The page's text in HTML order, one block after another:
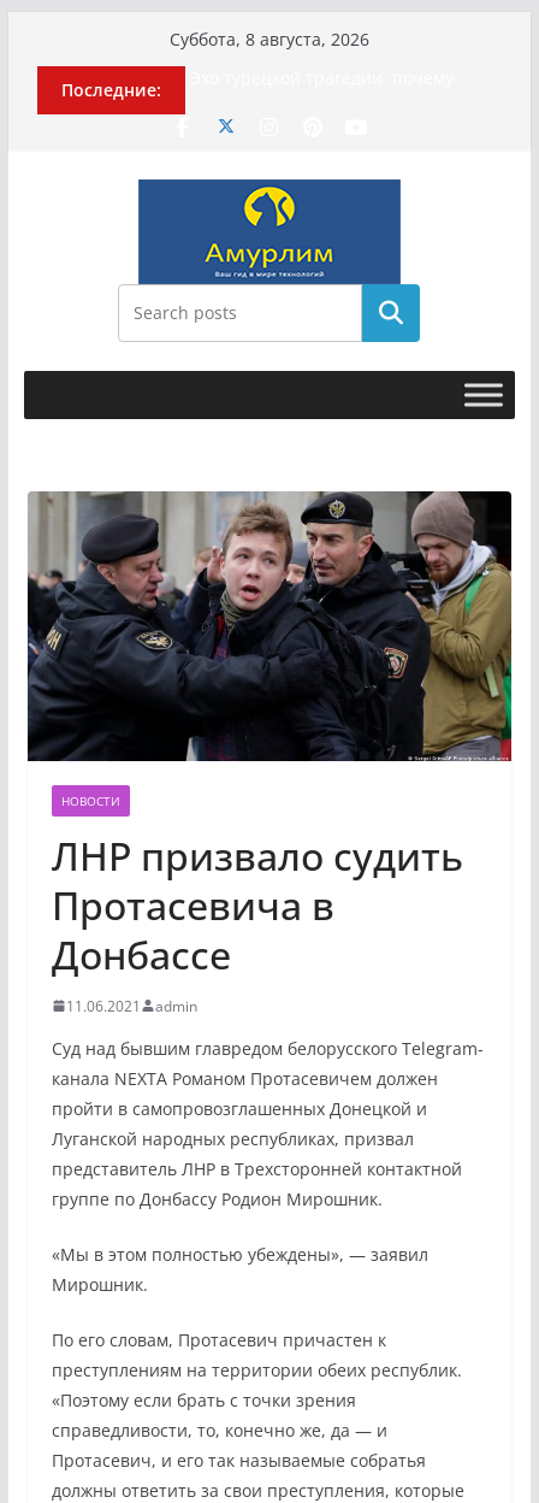
содержимому
Суббота, 8 августа, 2026
Последние:
Эхо турецкой трагедии: почему
Гусейна Гасанова заочно
приговорили к четырём годам
Илью Ремесло задержали по делу о
фейках о российской армии
Новые криминальные хроники
связали Диану Шурыгину и Настю
Поиск
НОВОСТИ
ЛНР призвало судить
Протасевича в
Донбассе
11.06.2021 admin
Суд над бывшим главредом белорусского Telegram-
канала NEXTA Романом Протасевичем должен
пройти в самопровозглашенных Донецкой и
Луганской народных республиках, призвал
представитель ЛНР в Трехсторонней контактной
группе по Донбассу Родион Мирошник.
«Мы в этом полностью убеждены», — заявил
Мирошник.
По его словам, Протасевич причастен к
преступлениям на территории обеих республик.
«Поэтому если брать с точки зрения
справедливости, то, конечно же, да — и
Протасевич, и его так называемые собратья
должны ответить за свои преступления, которые